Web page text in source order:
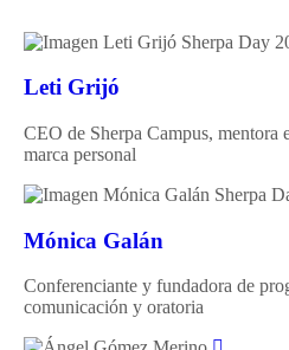
Leti Grijó
CEO de Sherpa Campus, mentora
marca personal
Mónica Galán
Conferenciante y fundadora de
comunicación y oratoria